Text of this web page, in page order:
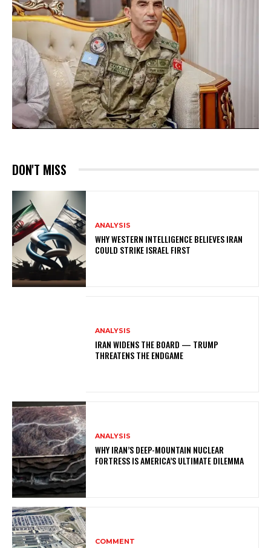
DON'T MISS
ANALYSIS
WHY WESTERN INTELLIGENCE BELIEVES IRAN
COULD STRIKE ISRAEL FIRST
ANALYSIS
IRAN WIDENS THE BOARD — TRUMP
THREATENS THE ENDGAME
ANALYSIS
WHY IRAN’S DEEP-MOUNTAIN NUCLEAR
FORTRESS IS AMERICA’S ULTIMATE DILEMMA
COMMENT